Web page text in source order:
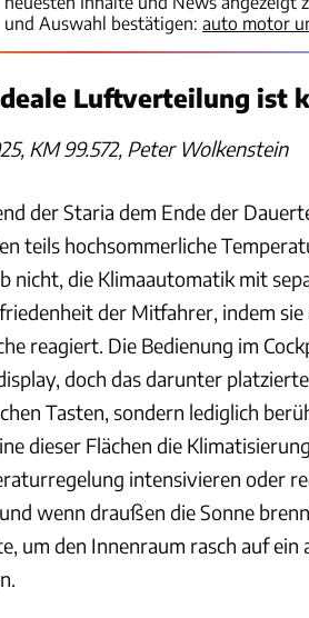
und Auswahl bestätigen: auto motor
Luftverteilung ist
KM 99.572, Peter Wolkenstein
der Staria dem Ende der
teils hochsommerliche
nicht, die Klimaautomatik mit
der Mitfahrer, indem sie
reagiert. Die Bedienung im
doch das darunter
Tasten, sondern lediglich
dieser Flächen die
intensivieren oder
wenn draußen die Sonne
um den Innenraum rasch auf